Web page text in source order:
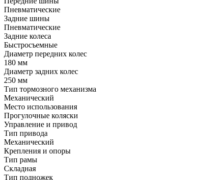
Пневматические
Задние шины
Пневматические
Задние колеса
Быстросъемные
Диаметр передних колес
180 мм
Диаметр задних колес
250 мм
Тип тормозного механизма
Механический
Место использования
Прогулочные коляски
Управление и привод
Тип привода
Механический
Крепления и опоры
Тип рамы
Складная
Тип подножек